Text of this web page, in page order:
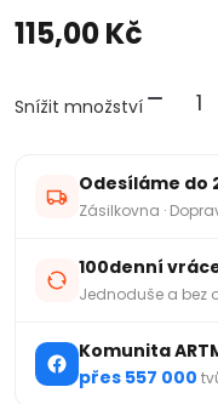
115,00 Kč
Snížit množství
Odesíláme do
Zásilkovna ·
100denní
Jednoduše a bez
Komunita
přes 557 000